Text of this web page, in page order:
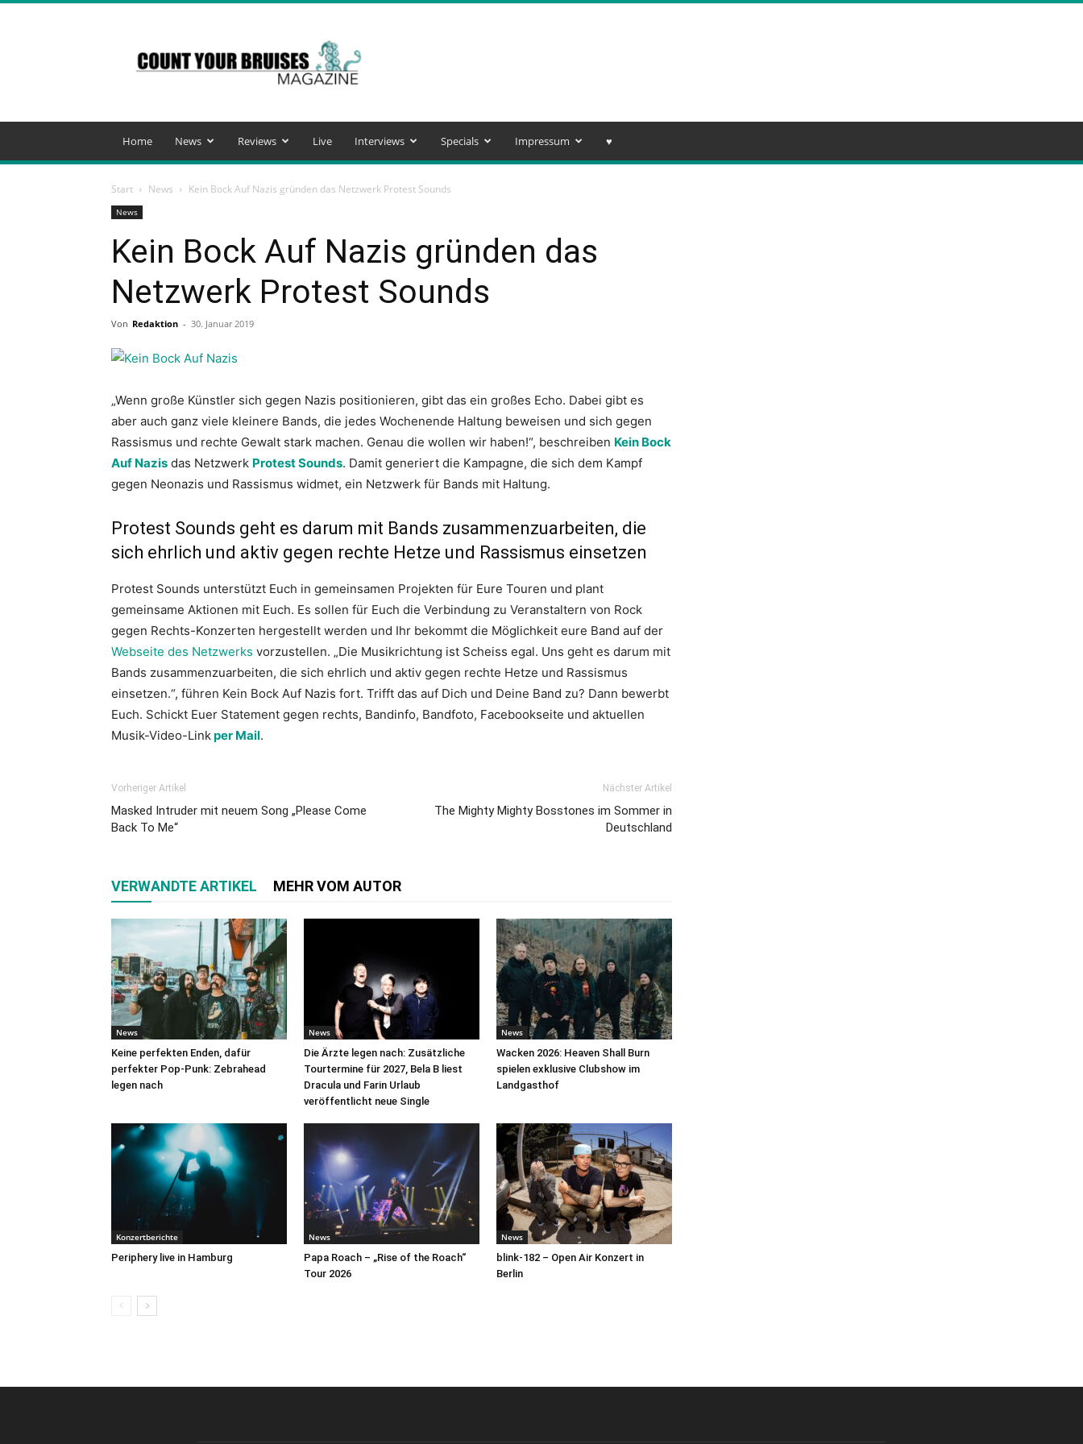
Your
Bruises
Magazine
Home News Reviews Live Interviews Specials Impressum ♥️
Start News Kein Bock Auf Nazis gründen das Netzwerk Protest Sounds
News
Kein Bock Auf Nazis gründen das
Netzwerk Protest Sounds
Von Redaktion - 30. Januar 2019
„Wenn große Künstler sich gegen Nazis positionieren, gibt das ein großes Echo. Dabei gibt es
aber auch ganz viele kleinere Bands, die jedes Wochenende Haltung beweisen und sich gegen
Rassismus und rechte Gewalt stark machen. Genau die wollen wir haben!“, beschreiben Kein Bock
Auf Nazis das Netzwerk Protest Sounds. Damit generiert die Kampagne, die sich dem Kampf
gegen Neonazis und Rassismus widmet, ein Netzwerk für Bands mit Haltung.
Protest Sounds geht es darum mit Bands zusammenzuarbeiten, die
sich ehrlich und aktiv gegen rechte Hetze und Rassismus einsetzen
Protest Sounds unterstützt Euch in gemeinsamen Projekten für Eure Touren und plant
gemeinsame Aktionen mit Euch. Es sollen für Euch die Verbindung zu Veranstaltern von Rock
gegen Rechts-Konzerten hergestellt werden und Ihr bekommt die Möglichkeit eure Band auf der
Webseite des Netzwerks vorzustellen. „Die Musikrichtung ist Scheiss egal. Uns geht es darum mit
Bands zusammenzuarbeiten, die sich ehrlich und aktiv gegen rechte Hetze und Rassismus
einsetzen.“, führen Kein Bock Auf Nazis fort. Trifft das auf Dich und Deine Band zu? Dann bewerbt
Euch. Schickt Euer Statement gegen rechts, Bandinfo, Bandfoto, Facebookseite und aktuellen
Musik-Video-Linkper Mail.
Vorheriger Artikel
Masked Intruder mit neuem Song „Please Come
Back To Me“
Nächster Artikel
The Mighty Mighty Bosstones im Sommer in
Deutschland
VERWANDTE ARTIKEL MEHR VOM AUTOR
News
Keine perfekten Enden, dafür
perfekter Pop-Punk: Zebrahead
legen nach
News
Die Ärzte legen nach: Zusätzliche
Tourtermine für 2027, Bela B liest
Dracula und Farin Urlaub
veröffentlicht neue Single
News
Wacken 2026: Heaven Shall Burn
spielen exklusive Clubshow im
Landgasthof
Konzertberichte
Periphery live in Hamburg
News
Papa Roach – „Rise of the Roach“
Tour 2026
News
blink-182 – Open Air Konzert in
Berlin